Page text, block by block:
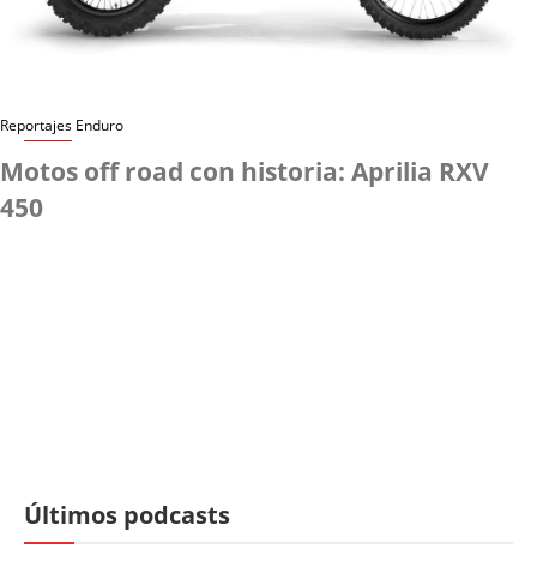
Reportajes Enduro
Motos off road con historia: Aprilia RXV
450
Últimos podcasts